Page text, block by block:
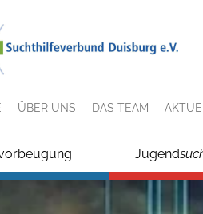
ÜBER UNS DAS TEAM
Jugend